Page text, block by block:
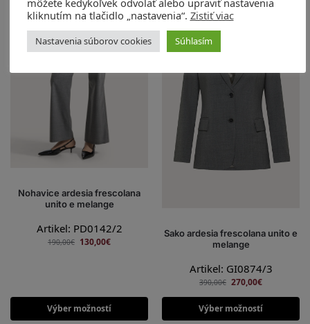
-32%
Nohavice ardesia frescolana
unito e melange
Artikel: PD0142/2
190,00€ 130,00€
Výber možností
-31%
Sako ardesia frescolana unito e
melange
Artikel: GI0874/3
390,00€ 270,00€
Výber možností
kliknutím na tlačidlo „nastavenia“. Zistiť viac
Nastavenia súborov cookies Súhlasím